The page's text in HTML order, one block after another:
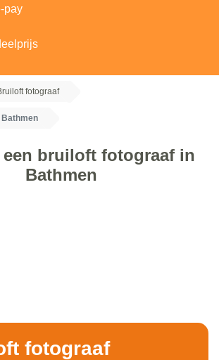
pay
fotograaf
een bruiloft fotograaf in
Bathmen
fotograaf